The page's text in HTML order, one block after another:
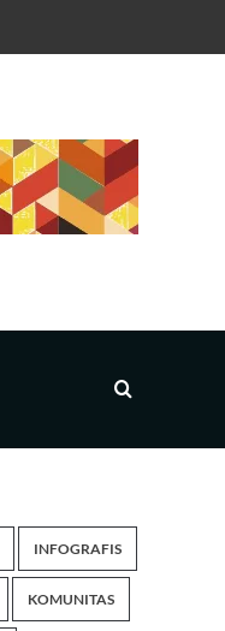
INFOGRAFIS
KOMUNITAS